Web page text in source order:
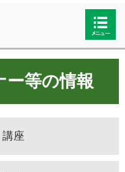
検索・
共通メ
ニュー
ー等の情報
座